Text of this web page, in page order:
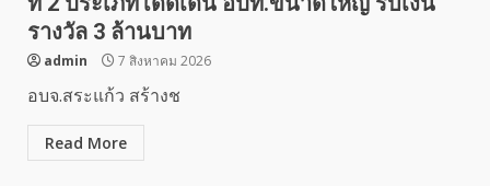
รางวัล 3 ล้านบาท
admin 7 สิงหาคม 2026
อบจ.สระแก้ว สร้างช
Read More